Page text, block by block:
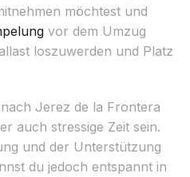
möchtest und
vor dem Umzug
loszuwerden und Platz
Jerez de la Frontera
auch stressige Zeit sein.
und der Unterstützung
du jedoch entspannt in